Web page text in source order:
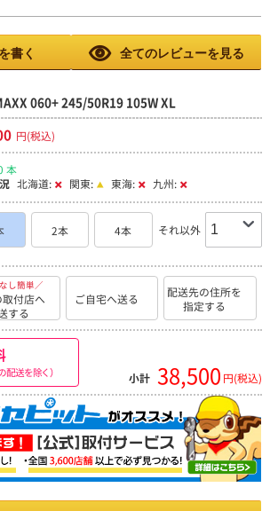
書く 全てのレビューを見る
060+ 245/50R19 105W XL
円(税込)
本
北海道: 関東: 東海: 九州:
2本 4本 それ以外
し簡単／
付店へ
する
ご自宅へ送る
配送先の住所を
指定する
配送を除く） 小計 38,500 円(税込)